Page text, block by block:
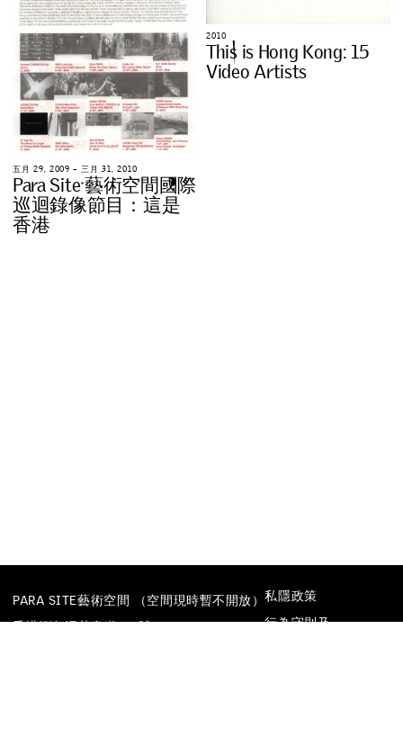
2010
This is Hong Kong:15
Video Artists
五月 29, 2009 – 三 月 31, 2010
Para Site藝術空間國際
巡迴錄像節目 ： 這是
香港
PARA SITE藝術空間 （空間現時暫不開放）
香港鰂魚涌英皇道677號
私隱政策
行為守則及